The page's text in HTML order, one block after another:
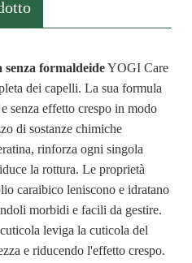
formaldeideYOGI Care
dei capelli. La sua formula
senza effetto crespo in modo
di sostanze chimiche
rinforza ogni singola
la rottura. Le proprietà
caraibico leniscono e idratano
morbidi e facili da gestire.
leviga la cuticola del
e riducendo l'effetto crespo.